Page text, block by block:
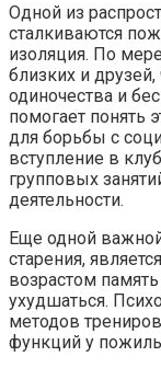
Одной из
сталкиваются
изоляция. По
близких и
одиночества и
помогает понять
для борьбы с
вступление в
групповых
деятельности.
Еще одной
старения,
возрастом
ухудшаться.
методов
функций у